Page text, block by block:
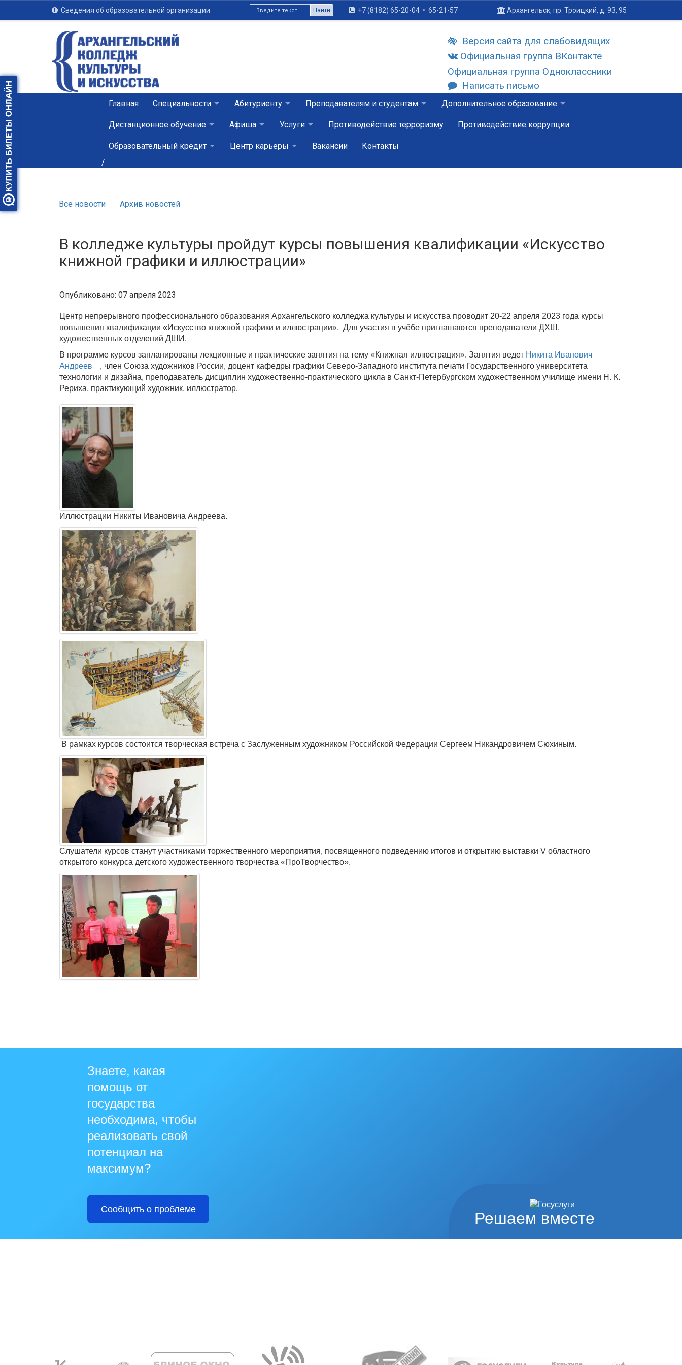
Сведения об образовательной организации Найти +7 (8182) 65-20-04 • 65-21-57 Архангельск, пр. Троицкий, д. 93, 95
Версия сайта для слабовидящих
Официальная группа ВКонтакте
Официальная группа Одноклассники
Написать письмо
Главная Специальности Абитуриенту Преподавателям и студентам Дополнительное образование
Дистанционное обучение Афиша Услуги Противодействие терроризму Противодействие коррупции
Образовательный кредит Центр карьеры Вакансии
Контакты
/
Все новости Архив новостей
В колледже культуры пройдут курсы повышения квалификации «Искусство
книжной графики и иллюстрации»
Опубликовано: 07 апреля 2023
Центр непрерывного профессионального образования Архангельского колледжа культуры и искусства проводит 20-22 апреля 2023 года курсы
повышения квалификации «Искусство книжной графики и иллюстрации». Для участия в учёбе приглашаются преподаватели ДХШ,
художественных отделений ДШИ.
В программе курсов запланированы лекционные и практические занятия на тему «Книжная иллюстрация». Занятия ведет Никита Иванович
Андреев
, член Союза художников России, доцент кафедры графики Северо-Западного института печати Государственного университета
технологии и дизайна, преподаватель дисциплин художественно-практического цикла в Санкт-Петербургском художественном училище имени Н. К.
Рериха, практикующий художник, иллюстратор.
Иллюстрации Никиты Ивановича Андреева.
В рамках курсов состоится творческая встреча с Заслуженным художником Российской Федерации Сергеем Никандровичем Сюхиным.
Слушатели курсов станут участниками торжественного мероприятия, посвященного подведению итогов и открытию выставки V областного
открытого конкурса детского художественного творчества «ПроТворчество».
Решаем вместе
Знаете, какая
помощь от
государства
необходима, чтобы
реализовать свой
потенциал на
максимум?
Сообщить о проблеме